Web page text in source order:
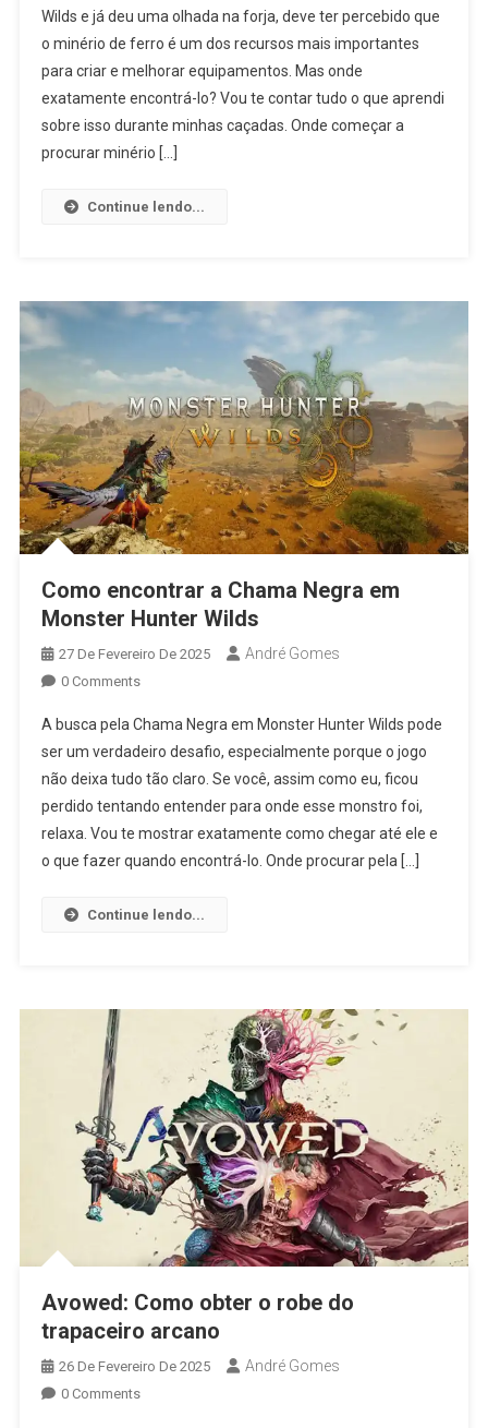
Wilds e já deu uma olhada na forja, deve ter percebido que
o minério de ferro é um dos recursos mais importantes
para criar e melhorar equipamentos. Mas onde
exatamente encontrá-lo? Vou te contar tudo o que aprendi
sobre isso durante minhas caçadas. Onde começar a
procurar minério […]
Continue lendo...
Como encontrar a Chama Negra em
Monster Hunter Wilds
27 De Fevereiro De 2025 André Gomes
0 Comments
A busca pela Chama Negra em Monster Hunter Wilds pode
ser um verdadeiro desafio, especialmente porque o jogo
não deixa tudo tão claro. Se você, assim como eu, ficou
perdido tentando entender para onde esse monstro foi,
relaxa. Vou te mostrar exatamente como chegar até ele e
o que fazer quando encontrá-lo. Onde procurar pela […]
Continue lendo...
Avowed: Como obter o robe do
trapaceiro arcano
26 De Fevereiro De 2025 André Gomes
0 Comments